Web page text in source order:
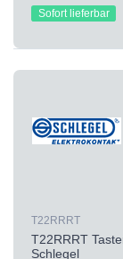
Sofort lieferbar
T22RRRT
T22RRRT
Schlegel